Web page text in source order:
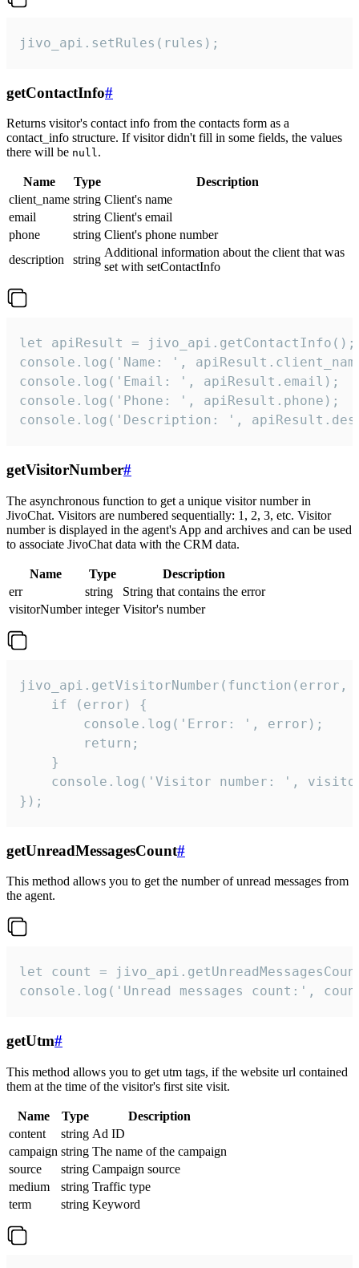
jivo_api.setRules(rules);
getContactInfo#
Returns visitor's contact info from the contacts form as a
contact_info structure. If visitor didn't fill in some fields, the values
there will be null.
Name Type
Description
client_name string Client's name
email
string Client's email
phone
string Client's phone number
description
string
Additional information about the client that was
set with setContactInfo
let apiResult = jivo_api.getContactInfo();
console.log('Name: ',
console.log('Email: ', apiResult.email);
console.log('Phone: ', apiResult.phone);
console.log('Description: ',
getVisitorNumber#
The asynchronous function to get a unique visitor number in
JivoChat. Visitors are numbered sequentially: 1, 2, 3, etc. Visitor
number is displayed in the agent's App and archives and can be used
to associate JivoChat data with the CRM data.
Name Type
Description
err
string
String that contains the error
visitorNumber integer Visitor's number
jivo_api.getVisitorNumber(function(error,
    if (error) {
        console.log('Error: ', error);
        return;
    }
console.log('Visitor number: ',
});
getUnreadMessagesCount#
This method allows you to get the number of unread messages from
the agent.
let count =
console.log('Unread messages count:',
getUtm#
This method allows you to get utm tags, if the website url contained
them at the time of the visitor's first site visit.
Name Type
Description
content
string Ad ID
campaign string The name of the campaign
source
string Campaign source
medium
string Traffic type
term
string Keyword